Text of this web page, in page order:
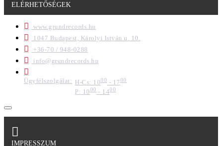
ELÉRHETŐSÉGEK
www.grundrecords.hu
1047 Budapest, Károlyi István u. 10.
+36-70 / 948-0288
info@grundrecords.hu
Ügyfélszolgálat: H-Cs: 1000 - 1700
P: 1000- 1400
IMPRESSZUM